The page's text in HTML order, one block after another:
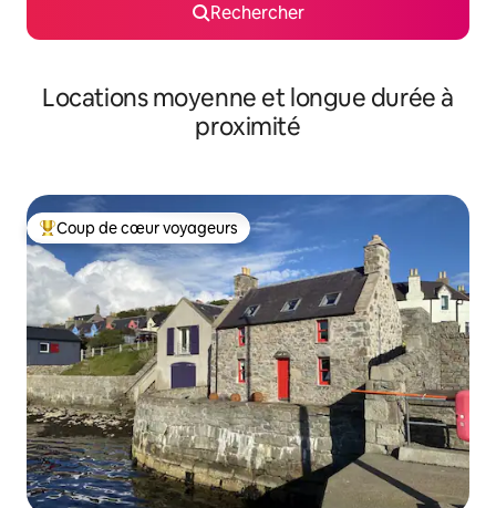
Rechercher
Locations moyenne et longue durée à
proximité
Coups de cœur voyageurs les plus appréciés
Coup de cœur voyageurs